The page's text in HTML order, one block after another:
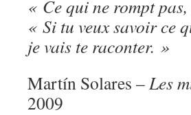
« Ce qui ne rompt
« Si tu veux savoir ce
je vais te raconter. »
Martín Solares –Les
2009